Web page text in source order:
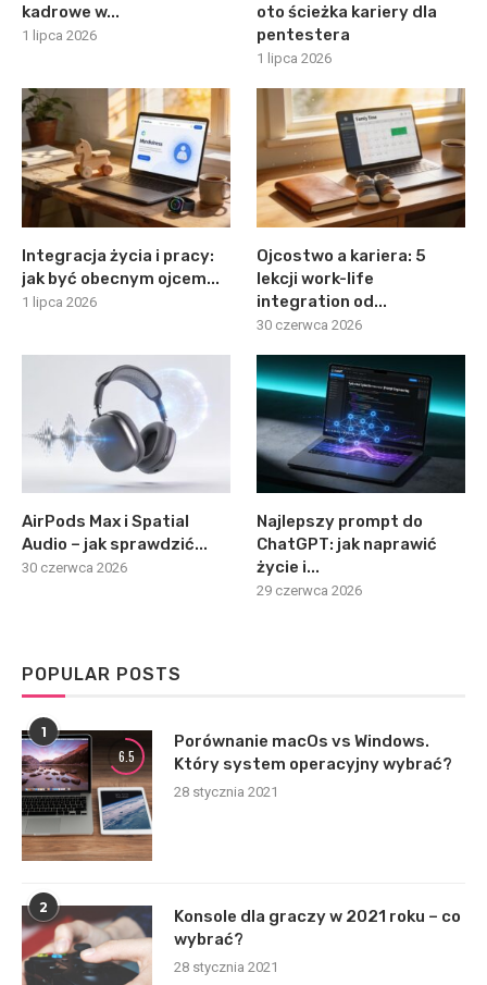
kadrowe w...
1 lipca 2026
oto ścieżka kariery dla
pentestera
1 lipca 2026
Integracja życia i pracy:
jak być obecnym ojcem...
1 lipca 2026
Ojcostwo a kariera: 5
lekcji work-life
integration od...
30 czerwca 2026
AirPods Max i Spatial
Audio – jak sprawdzić...
30 czerwca 2026
Najlepszy prompt do
ChatGPT: jak naprawić
życie i...
29 czerwca 2026
POPULAR POSTS
1
6.5
Porównanie macOs vs Windows.
Który system operacyjny wybrać?
28 stycznia 2021
2
Konsole dla graczy w 2021 roku – co
wybrać?
28 stycznia 2021